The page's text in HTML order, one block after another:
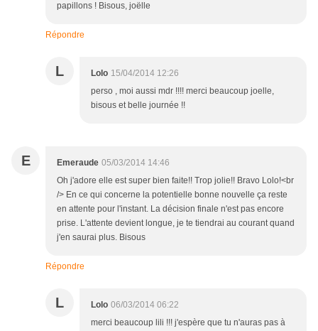
papillons ! Bisous, joëlle
Répondre
L Lolo 15/04/2014 12:26
perso , moi aussi mdr !!!! merci beaucoup joelle,
bisous et belle journée !!
E Emeraude 05/03/2014 14:46
Oh j'adore elle est super bien faite!! Trop jolie!! Bravo Lolo!<br
/> En ce qui concerne la potentielle bonne nouvelle ça reste
en attente pour l'instant. La décision finale n'est pas encore
prise. L'attente devient longue, je te tiendrai au courant quand
j'en saurai plus. Bisous
Répondre
L Lolo 06/03/2014 06:22
merci beaucoup lili !!! j'espère que tu n'auras pas à